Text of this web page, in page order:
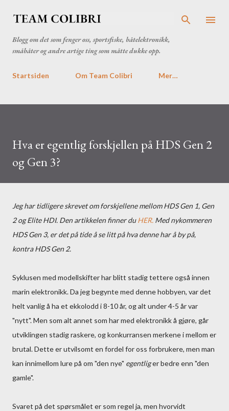
Blogg om det som fenger oss, sportsfiske, båtelektronikk,
småbåter og andre artige ting som måtte dukke opp.
Startsiden Om Team Colibri Mer…
Hva er egentlig forskjellen på HDS Gen 2
og Gen 3?
Jeg har tidligere skrevet om forskjellene mellom HDS Gen 1, Gen
2 og Elite HDI. Den artikkelen finner duHER. Med nykommeren
HDS Gen 3, er det på tide å se litt på hva denne har å by på,
kontra HDS Gen 2.
Syklusen med modellskifter har blitt stadig tettere også innen
marin elektronikk. Da jeg begynte med denne hobbyen, var det
helt vanlig å ha et ekkolodd i 8-10 år, og alt under 4-5 år var
"nytt". Men som alt annet som har med elektronikk å gjøre, går
utviklingen stadig raskere, og konkurransen merkene i mellom er
brutal. Dette er utvilsomt en fordel for oss forbrukere, men man
kan innimellom lure på om "den nye" egentliger bedre enn "den
gamle".
Svaret på det spørsmålet er som regel ja, men hvorvidt